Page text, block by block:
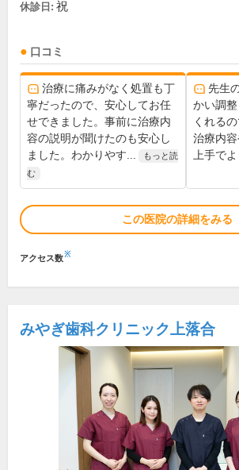
休診日: 祝
口コミ
治療に痛みがなく処置も丁
寧だったので、安心してお任
せできました。事前に治療内
容の説明が聞けたのも安心し
ました。わかりやす...
もっと読
む
先生
かい調
くれる
治療内
上手で
この医院の詳細をみる
アクセス数※
みやぎ歯科クリニック上落合